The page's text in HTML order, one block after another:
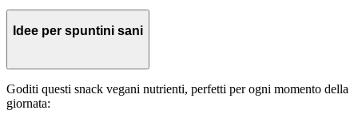
Idee per spuntini sani
Goditi questi snack vegani nutrienti, perfetti per ogni momento della
giornata: